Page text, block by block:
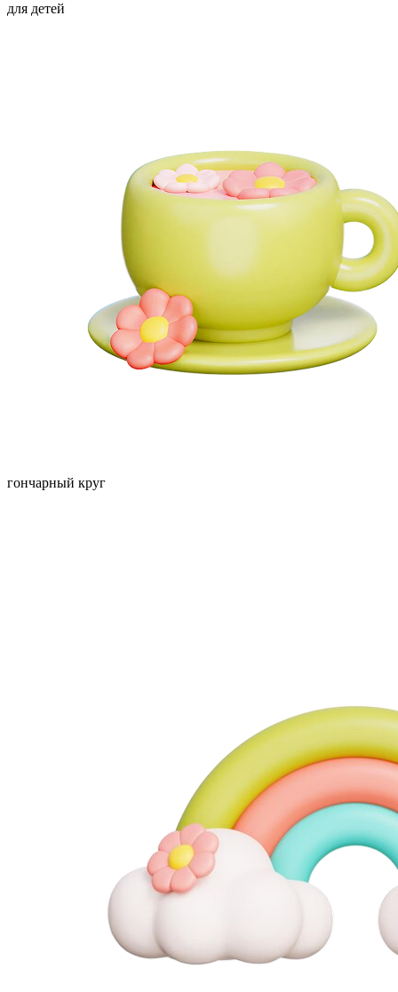
для детей
гончарный круг